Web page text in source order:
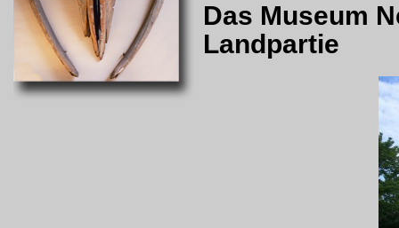
Das Museum
Landpartie